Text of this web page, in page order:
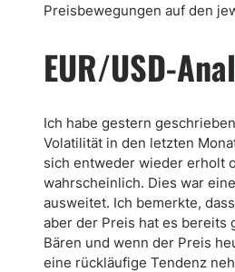
Preisbewegungen auf den
EUR/USD-
Ich habe gestern
Volatilität in den letzten
sich entweder wieder erholt
wahrscheinlich. Dies war
ausweitet. Ich bemerkte,
aber der Preis hat es bereits
Bären und wenn der Preis
eine rückläufige Tendenz